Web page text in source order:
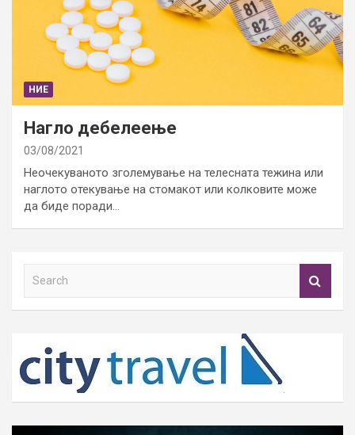
НИЕ
Нагло дебелеење
03/08/2021
Неочекуваното зголемување на телесната тежина или
наглото отекување на стомакот или колковите може
да биде поради…
h